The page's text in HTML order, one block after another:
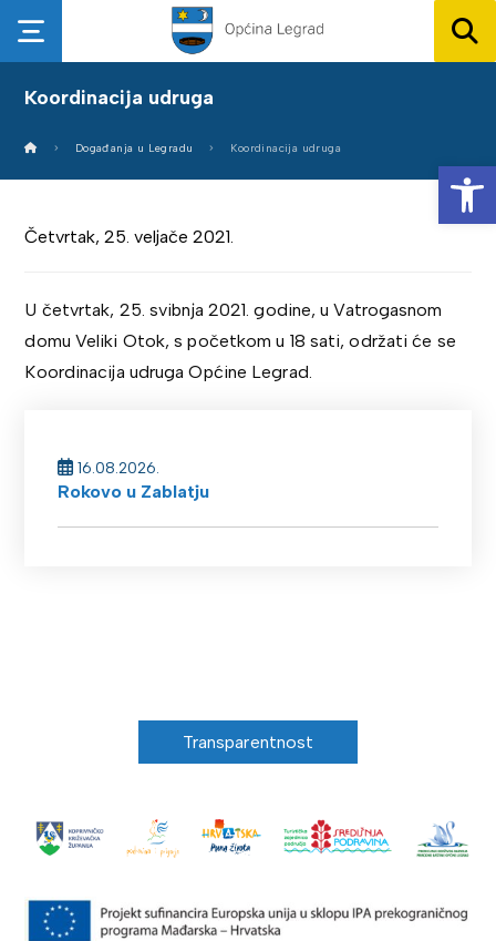
Koordinacija udruga
Događanja u Legradu Koordinacija udruga
Četvrtak, 25. veljače 2021.
U četvrtak, 25. svibnja 2021. godine, u Vatrogasnom
domu Veliki Otok, s početkom u 18 sati, održati će se
Koordinacija udruga Općine Legrad.
16.08.2026.
Rokovo u Zablatju
Transparentnost